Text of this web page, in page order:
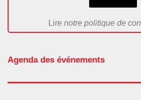
Lire notre politique de
Agenda des événements